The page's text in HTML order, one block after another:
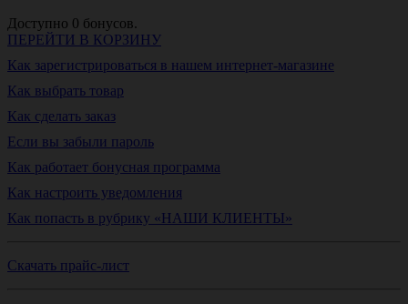
Доступно 0 бонусов.
ПЕРЕЙТИ В КОРЗИНУ
Как зарегистрироваться в нашем интернет-магазине
Как выбрать товар
Как сделать заказ
Если вы забыли пароль
Как работает бонусная программа
Как настроить уведомления
Как попасть в рубрику «НАШИ КЛИЕНТЫ»
Скачать прайс-лист